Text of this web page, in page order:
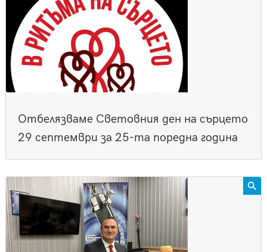
Отбелязваме Световния ден на сърцето
29 септември за 25-та поредна година